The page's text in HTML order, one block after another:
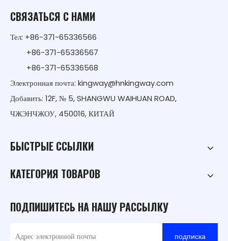
СВЯЗАТЬСЯ С НАМИ
Тел: +86-371-65336566
+86-371-65336567
+86-371-65336568
Электронная почта: kingway@hnkingway.com
Добавить: 12F, № 5, SHANGWU WAIHUAN ROAD,
ЧЖЭНЧЖОУ, 450016, КИТАЙ
БЫСТРЫЕ ССЫЛКИ
КАТЕГОРИЯ ТОВАРОВ
ПОДПИШИТЕСЬ НА НАШУ РАССЫЛКУ
подписка